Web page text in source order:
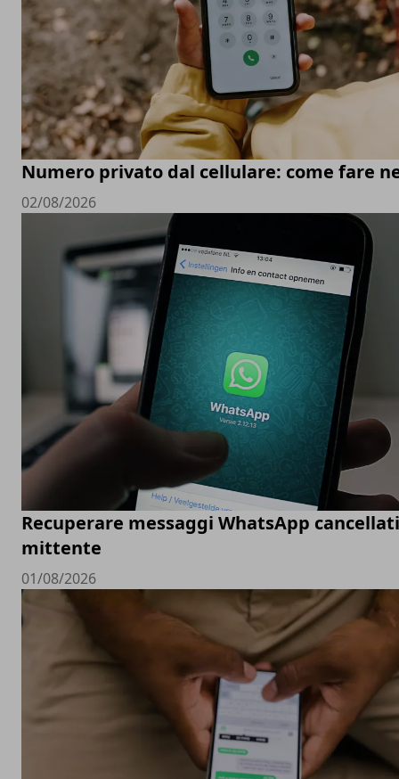
Numero privato dal cellulare: come fare
02/08/2026
Recuperare messaggi WhatsApp
mittente
01/08/2026